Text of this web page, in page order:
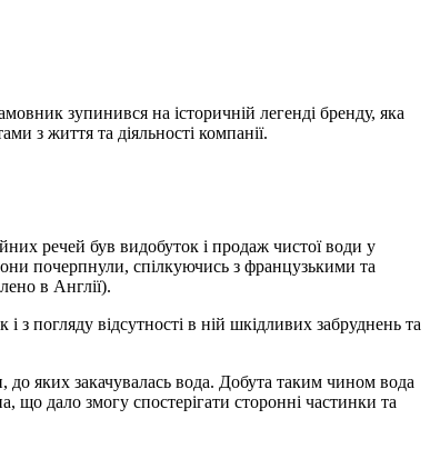
зупинився на історичній легенді бренду, яка
з життя та діяльності компанії.
речей був видобуток і продаж чистої води у
почерпнули, спілкуючись з французькими та
в Англії).
погляду відсутності в ній шкідливих забруднень та
до яких закачувалась вода. Добута таким чином вода
що дало змогу спостерігати сторонні частинки та